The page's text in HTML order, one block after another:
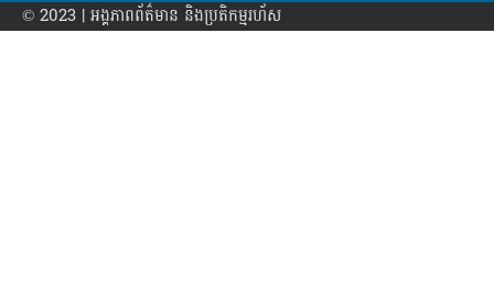
© 2023 | អង្គភាព​ព័ត៌មាន​ និងប្រតិកម្មរហ័ស